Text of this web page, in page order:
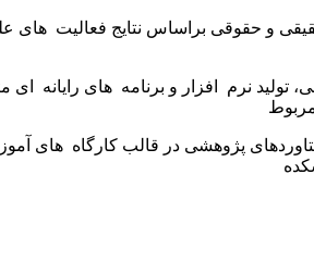
و حقوقی براساس نتایج فعالیت ‌ های
تولید نرم ‌ افزار و برنامه ‌ های رایانه ‌ ای
پژوهشی در قالب کارگاه ‌ های